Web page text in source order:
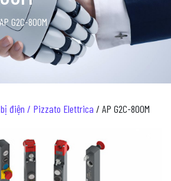
AP G2C-800M
điện / Pizzato Elettrica / AP G2C-800M